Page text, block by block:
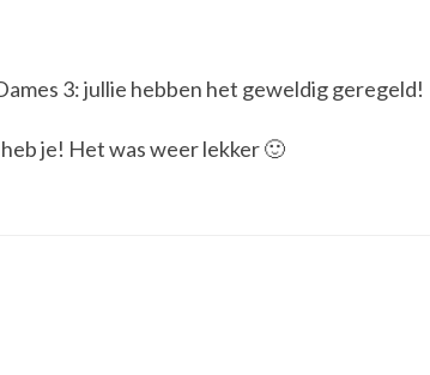
3: jullie hebben het geweldig geregeld!
je! Het was weer lekker 🙂